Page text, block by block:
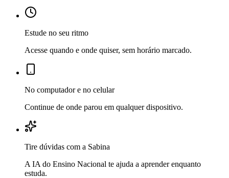
Estude no seu ritmo
Acesse quando e onde quiser, sem horário marcado.
No computador e no celular
Continue de onde parou em qualquer dispositivo.
Tire dúvidas com a Sabina
A IA do Ensino Nacional te ajuda a aprender enquanto
estuda.